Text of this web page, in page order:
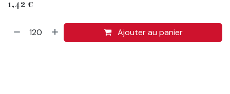
1,42 €
Ajouter au panier